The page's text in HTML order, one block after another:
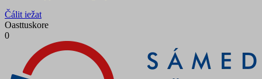
Čálit iežat
Oasttuskore
0